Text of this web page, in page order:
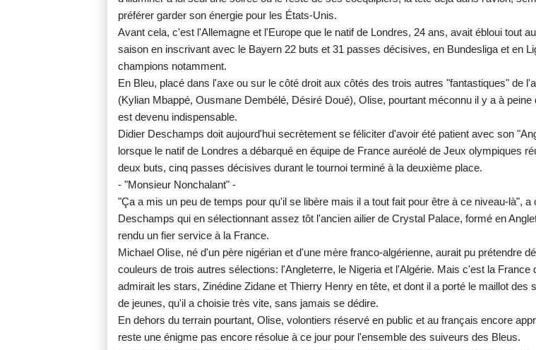
préférer garder son énergie pour les États-Unis.
Avant cela, c'est l'Allemagne et l'Europe que le natif de Londres, 24 ans, avait ébloui tout
saison en inscrivant avec le Bayern 22 buts et 31 passes décisives, en Bundesliga et en
champions notamment.
En Bleu, placé dans l'axe ou sur le côté droit aux côtés des trois autres "fantastiques" de
(Kylian Mbappé, Ousmane Dembélé, Désiré Doué), Olise, pourtant méconnu il y a à peine
est devenu indispensable.
Didier Deschamps doit aujourd'hui secrètement se féliciter d'avoir été patient avec son
lorsque le natif de Londres a débarqué en équipe de France auréolé de Jeux olympiques
deux buts, cinq passes décisives durant le tournoi terminé à la deuxième place.
- "Monsieur Nonchalant" -
"Ça a mis un peu de temps pour qu'il se libère mais il a tout fait pour être à ce niveau-là", a
Deschamps qui en sélectionnant assez tôt l'ancien ailier de Crystal Palace, formé en
rendu un fier service à la France.
Michael Olise, né d'un père nigérian et d'une mère franco-algérienne, aurait pu prétendre
couleurs de trois autres sélections: l'Angleterre, le Nigeria et l'Algérie. Mais c'est la France
admirait les stars, Zinédine Zidane et Thierry Henry en tête, et dont il a porté le maillot des
de jeunes, qu'il a choisie très vite, sans jamais se dédire.
En dehors du terrain pourtant, Olise, volontiers réservé en public et au français encore
reste une énigme pas encore résolue à ce jour pour l'ensemble des suiveurs des Bleus.